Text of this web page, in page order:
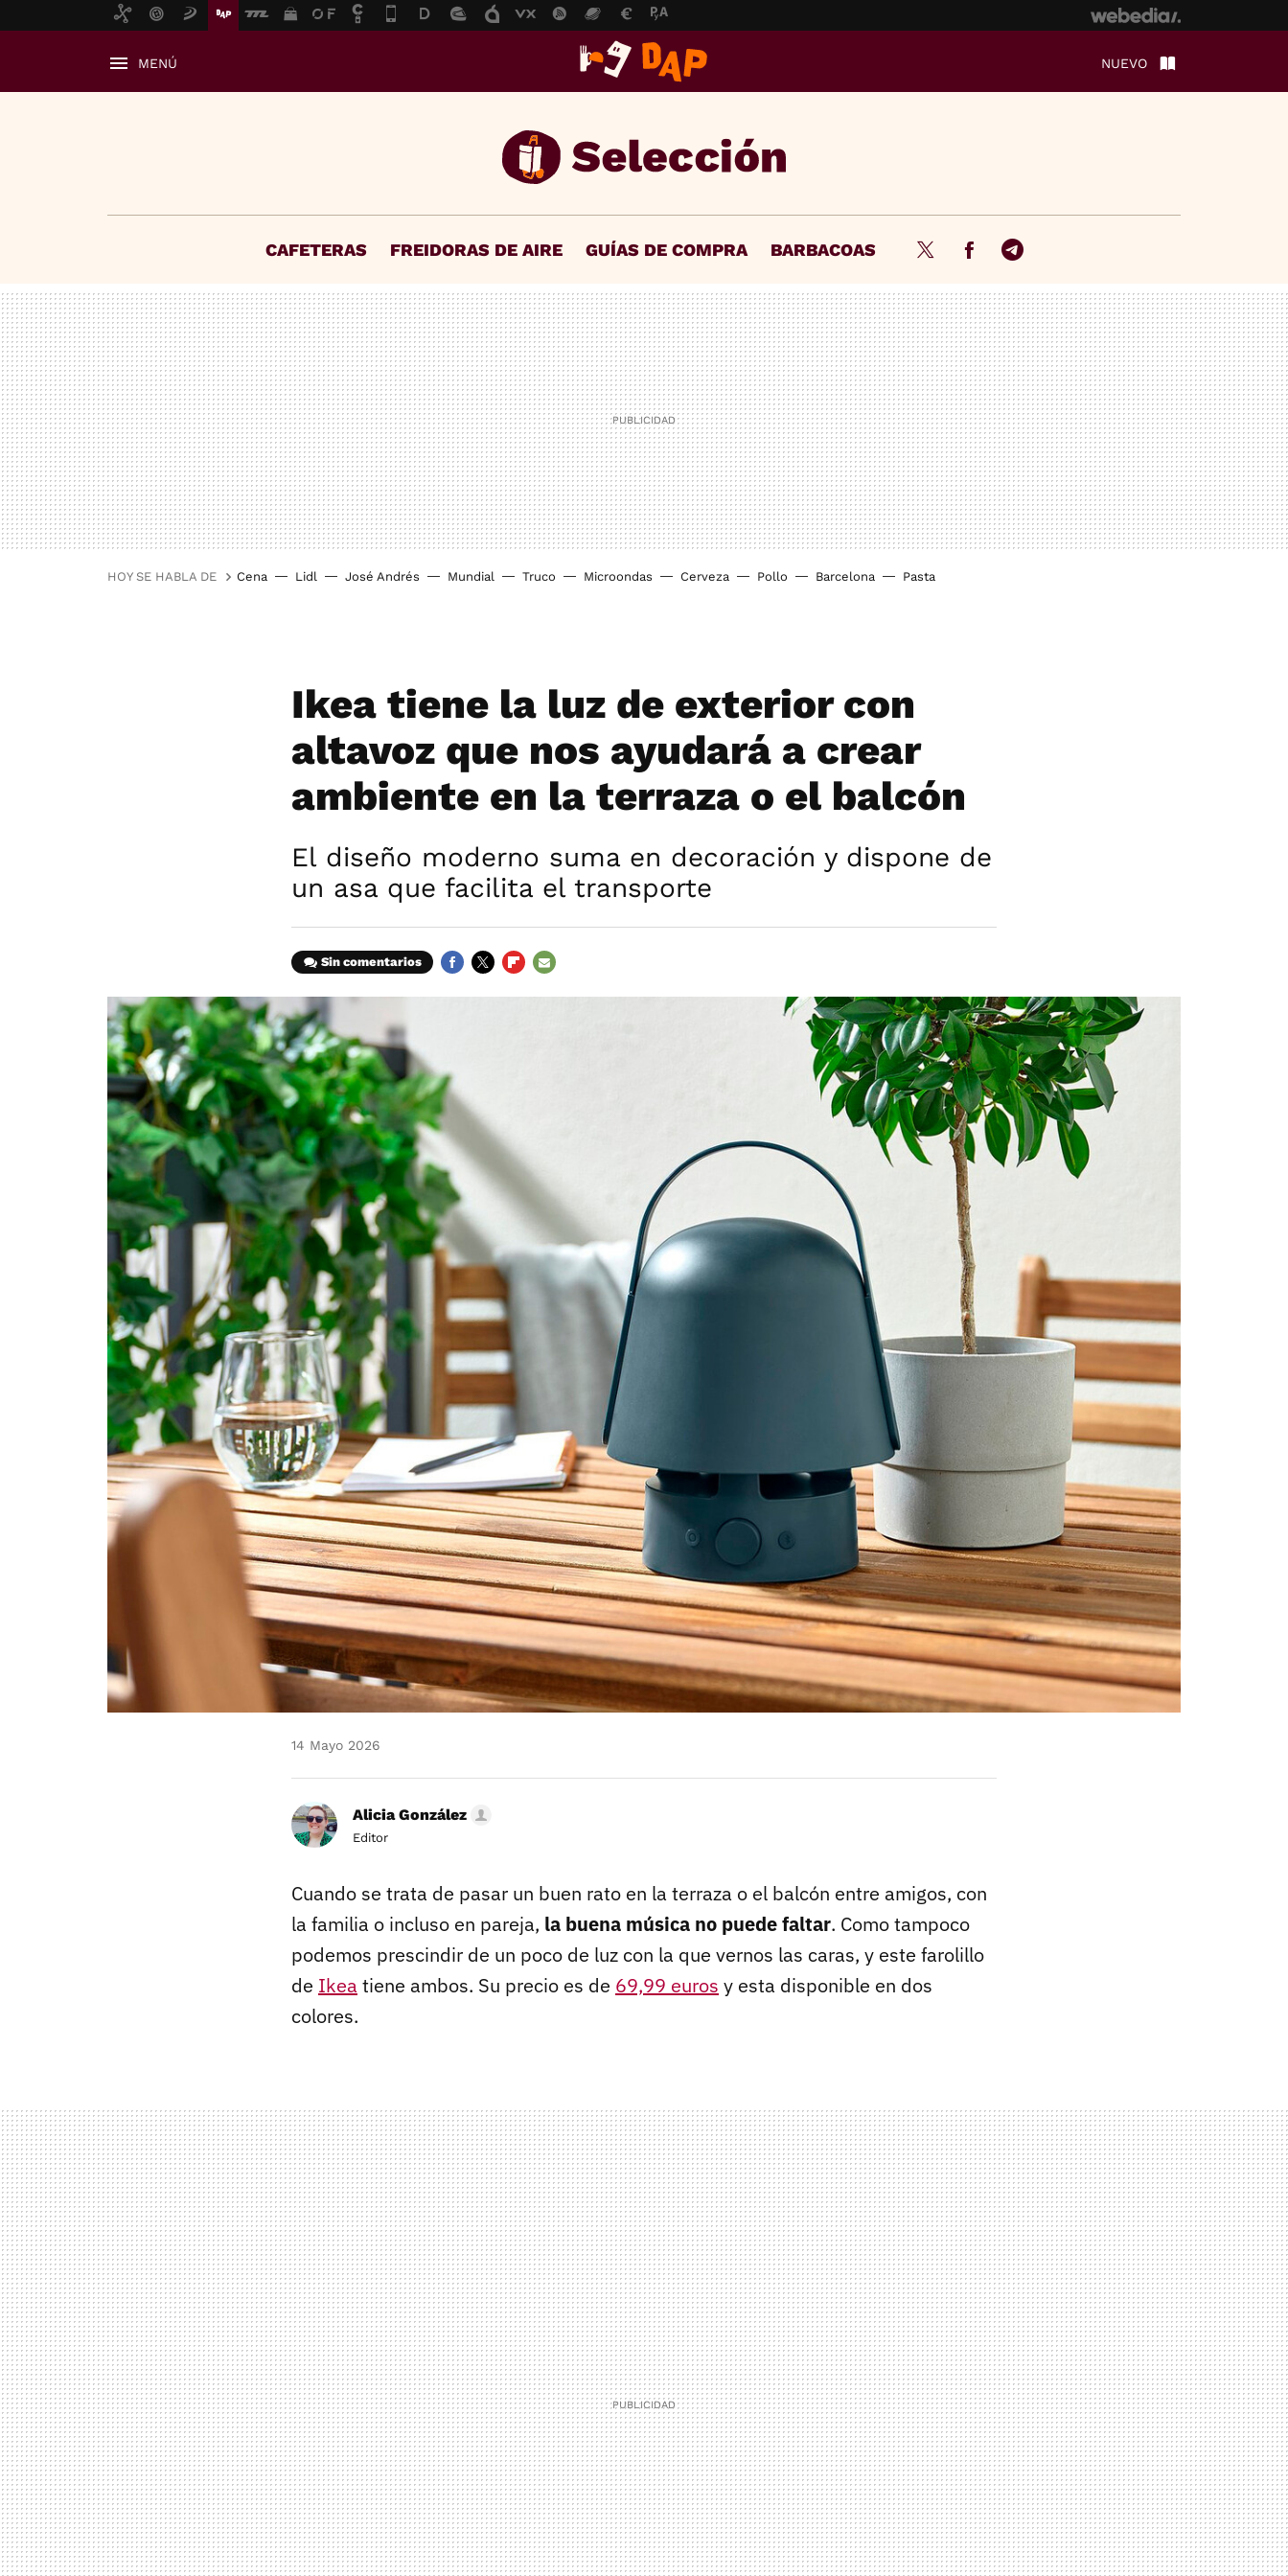
MENÚ NUEVO
CAFETERAS FREIDORAS DE AIRE GUÍAS DE COMPRA BARBACOAS Twitter FacebookTelegram
HOY SE HABLA DE Cena Lidl José Andrés Mundial Truco Microondas Cerveza Pollo Barcelona Pasta
Ikea tiene la luz de exterior con
altavoz que nos ayudará a crear
ambiente en la terraza o el balcón
El diseño moderno suma en decoración y dispone de
un asa que facilita el transporte
Sin comentarios
14 Mayo 2026
Alicia González
Editor
Cuando se trata de pasar un buen rato en la terraza o el balcón entre amigos, con
la familia o incluso en pareja, la buena música no puede faltar. Como tampoco
podemos prescindir de un poco de luz con la que vernos las caras, y este farolillo
de Ikeatiene ambos. Su precio es de 69,99 euros y esta disponible en dos
colores.